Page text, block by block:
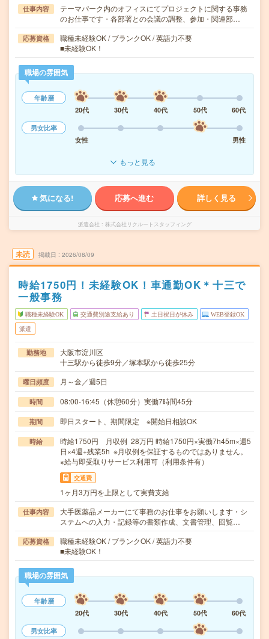
仕事内容
テーマパーク内のオフィスにてプロジェクトに関する事務
のお仕事です・各部署との会議の調整、参加・関連部…
応募資格
職種未経験OK / ブランクOK / 英語力不要
■未経験OK！
職場の雰囲気
年齢層
20代
30代 40代 50代
60代
男女比率
女性
男性
もっと見る
気になる! 応募へ進む 詳しく見る
派遣会社 株式会社リクルートスタッフィング
未読 掲載日 2026/08/09
時給1750円！未経験OK！車通勤OK＊十三で
一般事務
職種未経験OK 交通費別途支給あり 土日祝日が休み WEB登録OK
派遣
勤務地
大阪市淀川区
十三駅から徒歩9分／塚本駅から徒歩25分
曜日頻度 月～金／週5日
時間 08:00-16:45（休憩60分）実働7時間45分
期間 即日スタート、期間限定 ※開始日相談OK
時給
時給1750円 月収例 28万円 時給1750円×実働7h45m×週5
日×4週+残業5h ※月収例を保証するものではありません。
※給与即受取りサービス利用可（利用条件有）
交通費
1ヶ月3万円を上限として実費支給
仕事内容
大手医薬品メーカーにて事務のお仕事をお願いします・シ
ステムへの入力・記録等の書類作成、文書管理、回覧…
応募資格
職種未経験OK / ブランクOK / 英語力不要
■未経験OK！
職場の雰囲気
年齢層
20代
30代 40代 50代
60代
男女比率